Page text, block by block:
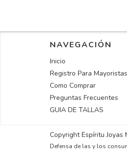
NAVEGACIÓN
Inicio
Registro Para Mayoristas
Como Comprar
Preguntas Frecuentes
GUIA DE TALLAS
Copyright Espíritu
Defensa de las y los